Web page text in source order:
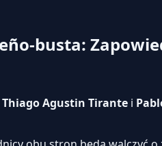
busta:
Thiago Agustin Tirante i